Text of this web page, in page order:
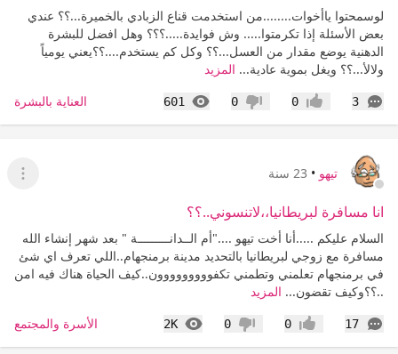
لوسمحتوا ياأخوات........من استخدمت قناع الزبادي بالخميرة...؟؟ عندي
بعض الأسئلة إذا تكرمتوا..... وش فوايدة.....؟؟؟ وهل افضل للبشرة
الدهنية يوضع مقدار من العسل...؟؟ وكل كم يستخدم....؟؟يعني يومياً
ولالأ...؟؟ ويغل بموية عادية... المزيد
3
التعليقات إعجاب0 عدم إعجاب
0
601
المشاهدات العناية بالبشرة
تيهو • 23 سنة
عرض
انا مسافرة لبريطانيا،،لاتنسوني..؟؟
السلام عليكم .....أنا أخت تيهو ...."أم الــدانـــــــــة " بعد شهر إنشاء الله
مسافرة مع زوجي لبريطانيا بالتحديد مدينة برمنجهام..اللي تعرف اي شئ
في برمنجهام تعلمني وتطمني تكفووووووووون..كيف الحياة هناك فيه امن
..؟؟وكيف تقضون... المزيد
17
التعليقات إعجاب0 عدم إعجاب
0
2K
المشاهدات الأسرة والمجتمع